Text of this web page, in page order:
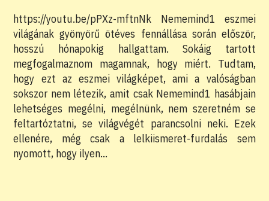
https://youtu.be/pPXz-mftnNk Nememind1 eszmei
világának gyönyörű ötéves fennállása során először,
hosszú hónapokig hallgattam. Sokáig tartott
megfogalmaznom magamnak, hogy miért. Tudtam,
hogy ezt az eszmei világképet, ami a valóságban
sokszor nem létezik, amit csak Nememind1 hasábjain
lehetséges megélni, megélnünk, nem szeretném se
feltartóztatni, se világvégét parancsolni neki. Ezek
ellenére, még csak a lelkiismeret-furdalás sem
nyomott, hogy ilyen…